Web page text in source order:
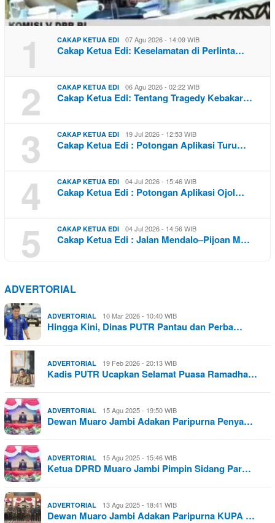
1 CAKAP KETUA EDI 07 Agu 2026 - 14:09 WIB
Cakap Ketua Edi: Keselamatan di Perlinta…
2 CAKAP KETUA EDI 06 Agu 2026 - 02:22 WIB
Cakap Ketua Edi: Tentang Tragedy Kebakar…
3 CAKAP KETUA EDI 19 Jul 2026 - 12:53 WIB
Cakap Ketua Edi : Potongan Aplikasi Turu…
4 CAKAP KETUA EDI 04 Jul 2026 - 15:46 WIB
Cakap Ketua Edi : Potongan Aplikasi Ojol…
5 CAKAP KETUA EDI 04 Jul 2026 - 14:56 WIB
Cakap Ketua Edi : Jalan Mendalo–Pijoan M…
ADVERTORIAL
ADVERTORIAL 10 Mar 2026 - 10:40 WIB
Hingga Kini, Dinas PUTR Pantau dan Perba…
ADVERTORIAL 19 Feb 2026 - 20:13 WIB
Kadis PUTR Ucapkan Selamat Puasa Ramadha…
ADVERTORIAL 15 Agu 2025 - 19:50 WIB
Dewan Muaro Jambi Adakan Paripurna Penya…
ADVERTORIAL 15 Agu 2025 - 15:46 WIB
Ketua DPRD Muaro Jambi Pimpin Sidang Par…
ADVERTORIAL 13 Agu 2025 - 18:41 WIB
Dewan Muaro Jambi Adakan Paripurna KUPA …